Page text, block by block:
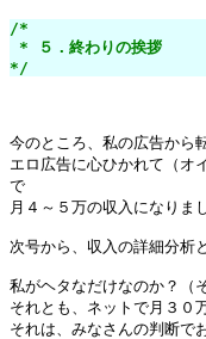
/*
* ５．終わりの挨拶
*/
今のところ、私の広告から
エロ広告に心ひかれて（オ
で
月４～５万の収入になりま
次号から、収入の詳細分析
私がヘタなだけなのか？（
それとも、ネットで月３０
それは、みなさんの判断で